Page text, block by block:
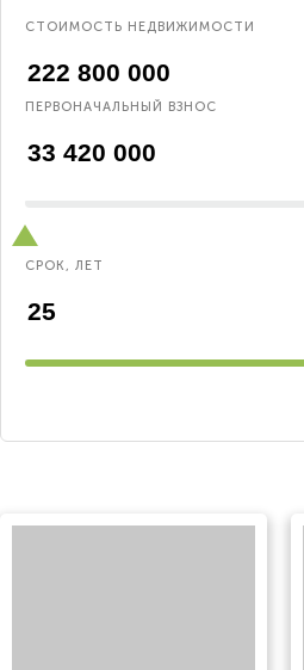
СТОИМОСТЬ НЕДВИЖИМОСТИ
ПЕРВОНАЧАЛЬНЫЙ ВЗНОС
СРОК, ЛЕТ